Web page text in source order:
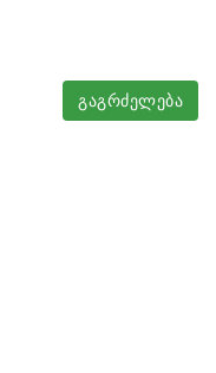
Გაგრძელება